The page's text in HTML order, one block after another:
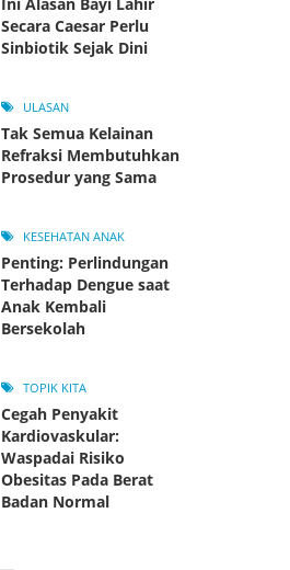
Secara Caesar Perlu
Sinbiotik Sejak Dini
ULASAN
Tak Semua Kelainan
Refraksi Membutuhkan
Prosedur yang Sama
KESEHATAN ANAK
Penting: Perlindungan
Terhadap Dengue saat
Anak Kembali
Bersekolah
TOPIK KITA
Cegah Penyakit
Kardiovaskular:
Waspadai Risiko
Obesitas Pada Berat
Badan Normal